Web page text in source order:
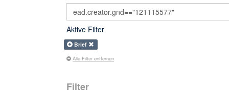
Aktive Filter
Brief
Alle Filter entfernen
Filter